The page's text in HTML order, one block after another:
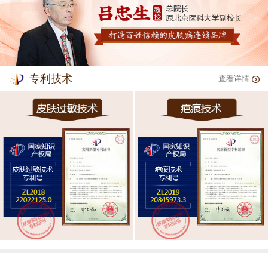
专利技术 查看详情